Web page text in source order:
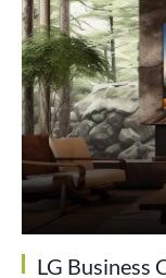
LG Business